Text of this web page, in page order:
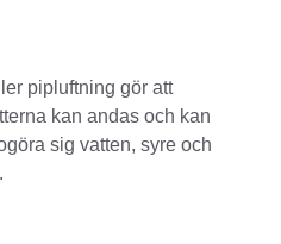
pipluftning gör att
kan andas och kan
sig vatten, syre och